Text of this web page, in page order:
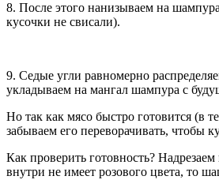
8. После этого нанизываем на
кусочки не свисали).
9. Седые угли равномерно
укладываем на мангал шампура с
Но так как мясо быстро готовится (в
забываем его переворачивать, чтобы
Как проверить готовность?
внутри не имеет розового цвета, то